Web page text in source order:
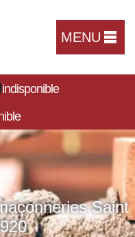
MENU
indisponible
Saint